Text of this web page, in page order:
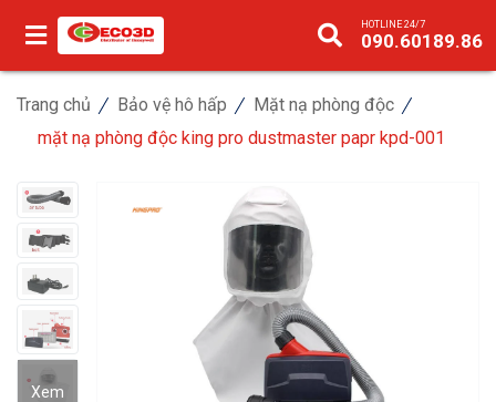
HOTLINE 24/7
090.60189.86
Trang chủ Bảo vệ hô hấp
Mặt nạ phòng độc
mặt nạ phòng độc king pro dustmaster papr kpd-001
Xem